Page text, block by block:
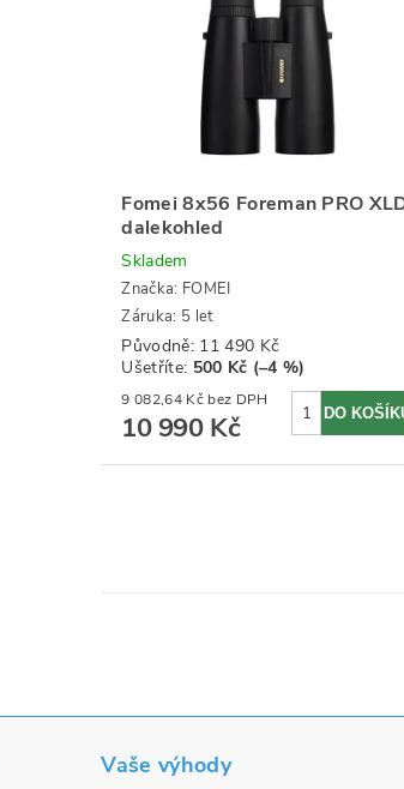
Fomei 8x56 Foreman PRO
dalekohled
Skladem
Značka: FOMEI
Záruka: 5 let
Původně: 11 490 Kč
Ušetříte: 500 Kč (–4 %)
9 082,64 Kč bez DPH
10 990 Kč
Vaše výhody